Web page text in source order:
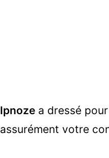
Ipnoze a dressé
assurément votre